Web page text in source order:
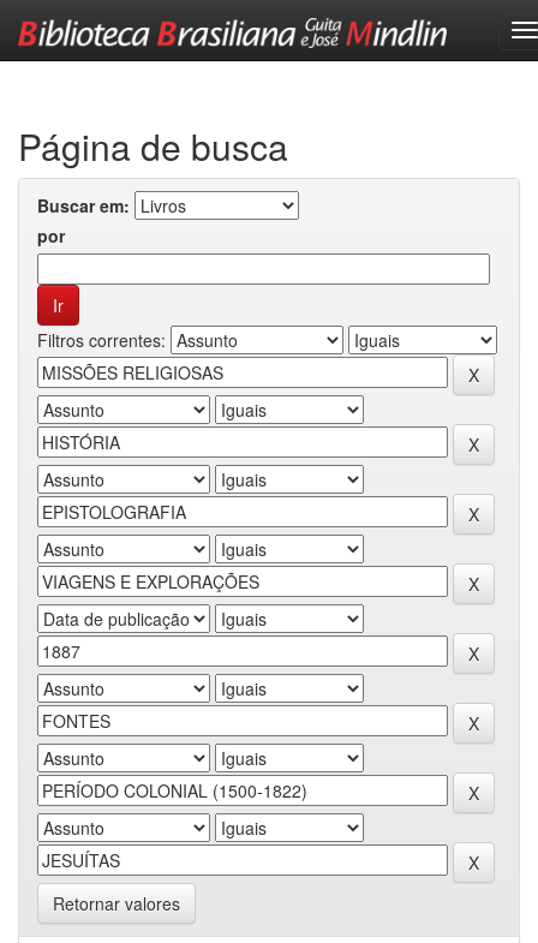
Página de busca
Buscar em:
por
Filtros correntes:
Retornar valores